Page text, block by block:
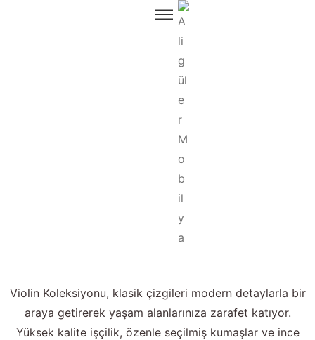
Violin Koleksiyonu, klasik çizgileri modern detaylarla bir
araya getirerek yaşam alanlarınıza zarafet katıyor.
Yüksek kalite işçilik, özenle seçilmiş kumaşlar ve ince